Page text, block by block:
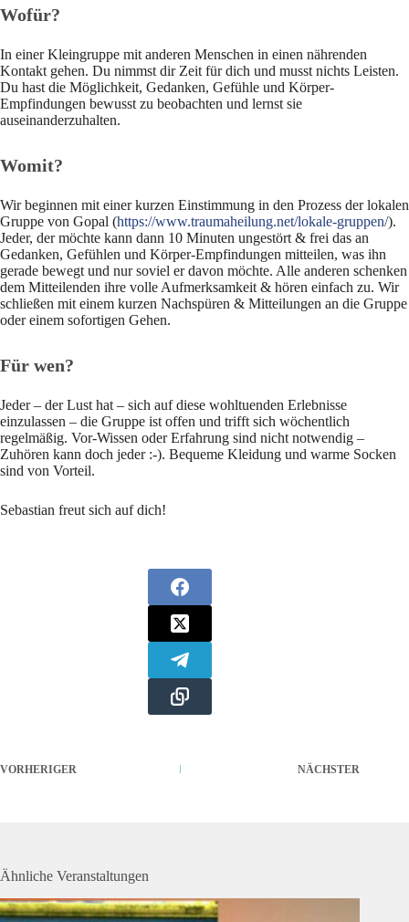
Wofür?
In einer Kleingruppe mit anderen Menschen in einen nährenden
Kontakt gehen. Du nimmst dir Zeit für dich und musst nichts Leisten.
Du hast die Möglichkeit, Gedanken, Gefühle und Körper-
Empfindungen bewusst zu beobachten und lernst sie
auseinanderzuhalten.
Womit?
Wir beginnen mit einer kurzen Einstimmung in den Prozess der lokalen
Gruppe von Gopal (https://www.traumaheilung.net/lokale-gruppen/).
Jeder, der möchte kann dann 10 Minuten ungestört & frei das an
Gedanken, Gefühlen und Körper-Empfindungen mitteilen, was ihn
gerade bewegt und nur soviel er davon möchte. Alle anderen schenken
dem Mitteilenden ihre volle Aufmerksamkeit & hören einfach zu. Wir
schließen mit einem kurzen Nachspüren & Mitteilungen an die Gruppe
oder einem sofortigen Gehen.
Für wen?
Jeder – der Lust hat – sich auf diese wohltuenden Erlebnisse
einzulassen – die Gruppe ist offen und trifft sich wöchentlich
regelmäßig. Vor-Wissen oder Erfahrung sind nicht notwendig –
Zuhören kann doch jeder :-). Bequeme Kleidung und warme Socken
sind von Vorteil.
Sebastian freut sich auf dich!
VORHERIGER NÄCHSTER
Ähnliche Veranstaltungen